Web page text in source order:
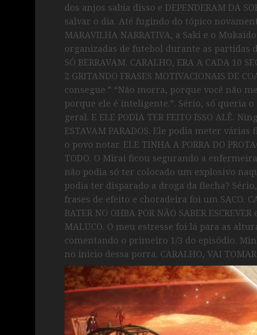
dos anjos sabia disso e DEPENDERAM DA
salvar o dia. Até fugindo do tópico
MARAVILHA NARRATIVA, a Saki e o
organizadas de futebol durante as partidas
SÓ BERRAVAM. CARALHO, ERA A CADA 10
2 GRITANDO FRASES MOTIVACIONAIS DE
consegue.” “Não morra, porque você não
porque ele é inteligente.”. Sério, só queria
geral. E ELE PODIA TER FEITO ISSO ALÊ.
ESTAVAM PARADOS. Ele podia meter
o povo notar. ELE TINHA A PORRA DO
TODO. O Mirai ficou segurando a
não podia só ter colocado um explosivo
podia ter disparado a droga da flecha? Sério,
frases de efeito e choradeira foi um SACO.
BATER NO OHBA POR NÃO SABER
MALUCO. O meu estresse foi lá para as
comentando o primeiro 1/3 do episódio.
no inicio dessa porra. CARALHO, VAI